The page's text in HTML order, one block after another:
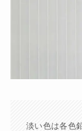
淡い色は各色